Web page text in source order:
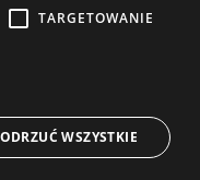
i operatorzy, i
ENGLISH
TARGETOWANIE
ODRZUĆ WSZYSTKIE